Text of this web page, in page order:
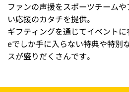
ファンの声援をスポーツチーム
い応援のカタチを提供。
ギフティングを通じてイベント
eでしか手に入らない特典や特別
スが盛りだくさんです。